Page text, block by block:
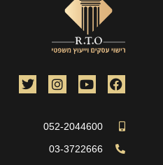
F
a
o
Y
o
u
e
I
n
a
r
T
w
052-2044600
03-3722666